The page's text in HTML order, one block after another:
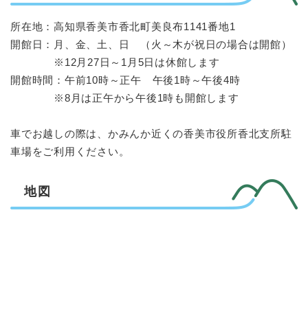
所在地：高知県香美市香北町美良布1141番地1
開館日：月、金、土、日 （火～木が祝日の場合は開館）
※12月27日～1月5日は休館します
開館時間：午前10時～正午 午後1時～午後4時
※8月は正午から午後1時も開館します
車でお越しの際は、かみんか近くの香美市役所香北支所駐
車場をご利用ください。
地図